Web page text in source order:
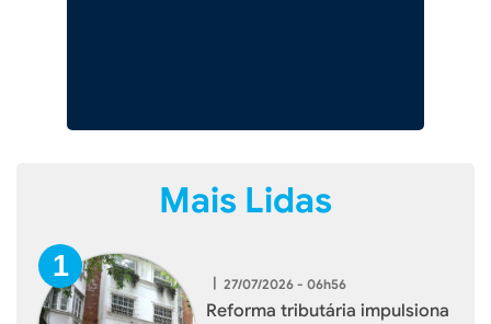
Mais Lidas
| 27/07/2026 - 06h56
Reforma tributária impulsiona